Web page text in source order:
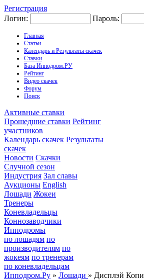
Регистрация
Логин:
Пароль:
Главная
Статьи
Календарь и Результаты скачек
Ставки
База Ипподром.РУ
Рейтинг
Видео скачек
Форум
Поиск
Активные ставки
Прошедшие ставки Рейтинг
участников
Календарь скачек Результаты
скачек
Новости Скачки
Случной сезон
Индустрия Зал славы
Аукционы English
Лошади Жокеи
Тренеры
Коневладельцы
Коннозаводчики
Ипподромы
по лошадям по
производителям по
жокеям по тренерам
по коневладельцам
Ипподром.Ру » Лошади » Дисплэй Копи